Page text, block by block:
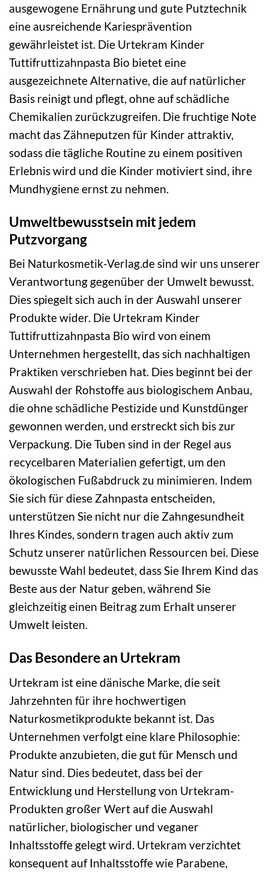
ausgewogene Ernährung und gute Putztechnik
eine ausreichende Kariesprävention
gewährleistet ist. Die Urtekram Kinder
Tuttifruttizahnpasta Bio bietet eine
ausgezeichnete Alternative, die auf natürlicher
Basis reinigt und pflegt, ohne auf schädliche
Chemikalien zurückzugreifen. Die fruchtige Note
macht das Zähneputzen für Kinder attraktiv,
sodass die tägliche Routine zu einem positiven
Erlebnis wird und die Kinder motiviert sind, ihre
Mundhygiene ernst zu nehmen.
Umweltbewusstsein mit jedem
Putzvorgang
Bei Naturkosmetik-Verlag.de sind wir uns unserer
Verantwortung gegenüber der Umwelt bewusst.
Dies spiegelt sich auch in der Auswahl unserer
Produkte wider. Die Urtekram Kinder
Tuttifruttizahnpasta Bio wird von einem
Unternehmen hergestellt, das sich nachhaltigen
Praktiken verschrieben hat. Dies beginnt bei der
Auswahl der Rohstoffe aus biologischem Anbau,
die ohne schädliche Pestizide und Kunstdünger
gewonnen werden, und erstreckt sich bis zur
Verpackung. Die Tuben sind in der Regel aus
recycelbaren Materialien gefertigt, um den
ökologischen Fußabdruck zu minimieren. Indem
Sie sich für diese Zahnpasta entscheiden,
unterstützen Sie nicht nur die Zahngesundheit
Ihres Kindes, sondern tragen auch aktiv zum
Schutz unserer natürlichen Ressourcen bei. Diese
bewusste Wahl bedeutet, dass Sie Ihrem Kind das
Beste aus der Natur geben, während Sie
gleichzeitig einen Beitrag zum Erhalt unserer
Umwelt leisten.
Das Besondere an Urtekram
Urtekram ist eine dänische Marke, die seit
Jahrzehnten für ihre hochwertigen
Naturkosmetikprodukte bekannt ist. Das
Unternehmen verfolgt eine klare Philosophie:
Produkte anzubieten, die gut für Mensch und
Natur sind. Dies bedeutet, dass bei der
Entwicklung und Herstellung von Urtekram-
Produkten großer Wert auf die Auswahl
natürlicher, biologischer und veganer
Inhaltsstoffe gelegt wird. Urtekram verzichtet
konsequent auf Inhaltsstoffe wie Parabene,